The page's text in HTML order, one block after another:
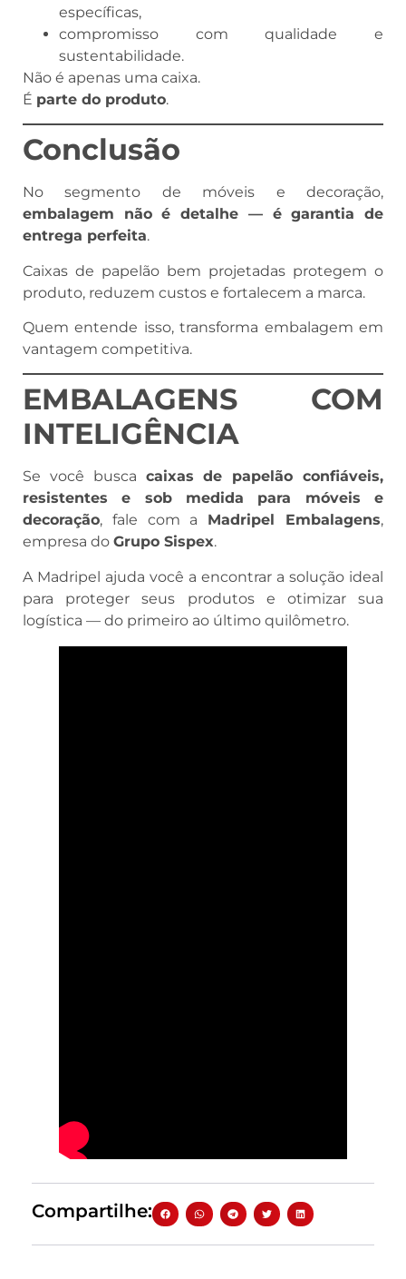
específicas,
compromisso com qualidade e
sustentabilidade.
Não é apenas uma caixa.
É parte do produto.
Conclusão
No segmento de móveis e decoração,
embalagem não é detalhe — é garantia de
entrega perfeita.
Caixas de papelão bem projetadas protegem o
produto, reduzem custos e fortalecem a marca.
Quem entende isso, transforma embalagem em
vantagem competitiva.
EMBALAGENS COM
INTELIGÊNCIA
Se você busca caixas de papelão confiáveis,
resistentes e sob medida para móveis e
decoração, fale com a Madripel Embalagens,
empresa do Grupo Sispex.
A Madripel ajuda você a encontrar a solução ideal
para proteger seus produtos e otimizar sua
logística — do primeiro ao último quilômetro.
Compartilhe: